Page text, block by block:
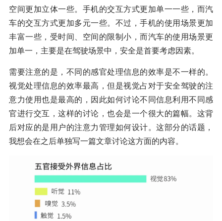
空间更加立体一些。手机的交互方式更加单一一些，而汽
车的交互方式更加多元一些。不过，手机的使用场景更加
丰富一些，受时间、空间的限制小，而汽车的使用场景更
加单一，主要是在驾驶场景中，安全是首要考虑因素。
需要注意的是，不同的感官处理信息的效率是不一样的。
视觉处理信息的效率最高，但是视觉占对于安全驾驶的注
意力使用也是最高的，因此如何讨论不同信息利用不同感
官进行交互，这样的讨论，也会是一个很大的篇幅。这背
后对应的是用户的注意力管理如何设计。这部分的话题，
我想会在之后单独写一篇文章讨论这方面的内容。